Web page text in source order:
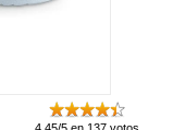
4.45/5 en 137 votos